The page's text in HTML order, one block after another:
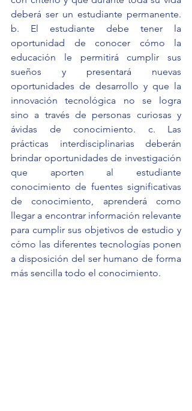
deberá ser un estudiante permanente.
b. El estudiante debe tener la
oportunidad de conocer cómo la
educación le permitirá cumplir sus
sueños y presentará nuevas
oportunidades de desarrollo y que la
innovación tecnológica no se logra
sino a través de personas curiosas y
ávidas de conocimiento. c. Las
prácticas interdisciplinarias deberán
brindar oportunidades de investigación
que aporten al estudiante
conocimiento de fuentes significativas
de conocimiento, aprenderá como
llegar a encontrar información relevante
para cumplir sus objetivos de estudio y
cómo las diferentes tecnologías ponen
a disposición del ser humano de forma
más sencilla todo el conocimiento.